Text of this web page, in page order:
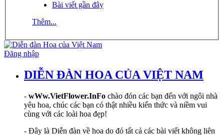
Bài viết gần đây
Thêm...
Đăng nhập
DIỄN ĐÀN HOA CỦA VIỆT NAM
- wWw.VietFlower.InFo chào đón các bạn đến với ngôi nhà
yêu hoa, chúc các bạn có thật nhiều kiến thức và niềm vui
cùng với các loài hoa đẹp!
- Đây là Diễn đàn về hoa do đó tất cả các bài viết không liên